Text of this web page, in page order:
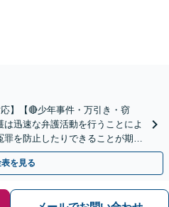
】【🔴少年事件・万引き・窃
迅速な弁護活動を行うことによ
を防止したりできることが期待
にも対応いたします。
を見る